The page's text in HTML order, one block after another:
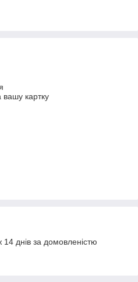
вашу картку
днів за домовленістю